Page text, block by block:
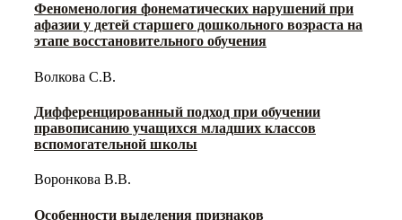
Феноменология фонематических нарушений при
афазии у детей старшего дошкольного возраста на
этапе восстановительного обучения
Волкова С.В.
Дифференцированный подход при обучении
правописанию учащихся младших классов
вспомогательной школы
Воронкова В.В.
Особенности выделения признаков